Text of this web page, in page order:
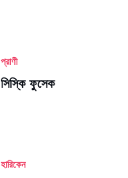
প্রাণী
সিস্কি ফুসেক
হারিকেন